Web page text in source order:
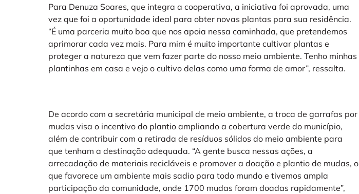
Para Denuza Soares, que integra a cooperativa, a iniciativa foi aprovada, uma
vez que foi a oportunidade ideal para obter novas plantas para sua residência.
“É uma parceria muito boa que nos apoia nessa caminhada, que pretendemos
aprimorar cada vez mais. Para mim é muito importante cultivar plantas e
proteger a natureza que vem fazer parte do nosso meio ambiente. Tenho minhas
plantinhas em casa e vejo o cultivo delas como uma forma de amor”, ressalta.
De acordo com a secretária municipal de meio ambiente, a troca de garrafas por
mudas visa o incentivo do plantio ampliando a cobertura verde do município,
além de contribuir com a retirada de resíduos sólidos do meio ambiente para
que tenham a destinação adequada. “A gente busca nessas ações, a
arrecadação de materiais recicláveis e promover a doação e plantio de mudas, o
que favorece um ambiente mais sadio para todo mundo e tivemos ampla
participação da comunidade, onde 1700 mudas foram doadas rapidamente”,